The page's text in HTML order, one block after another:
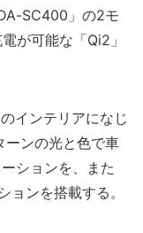
SC400」の2モ
が可能な「Qi2」
インテリアになじ
ンの光と色で車
ションを、また
ョンを搭載する。